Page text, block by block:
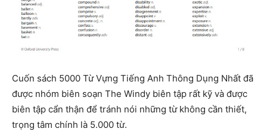
Cuốn sách 5000 Từ Vựng Tiếng Anh Thông Dụng Nhất đã
được nhóm biên soạn The Windy biên tập rất kỹ và được
biên tập cẩn thận để tránh nói những từ không cần thiết,
trọng tâm chính là 5.000 từ.